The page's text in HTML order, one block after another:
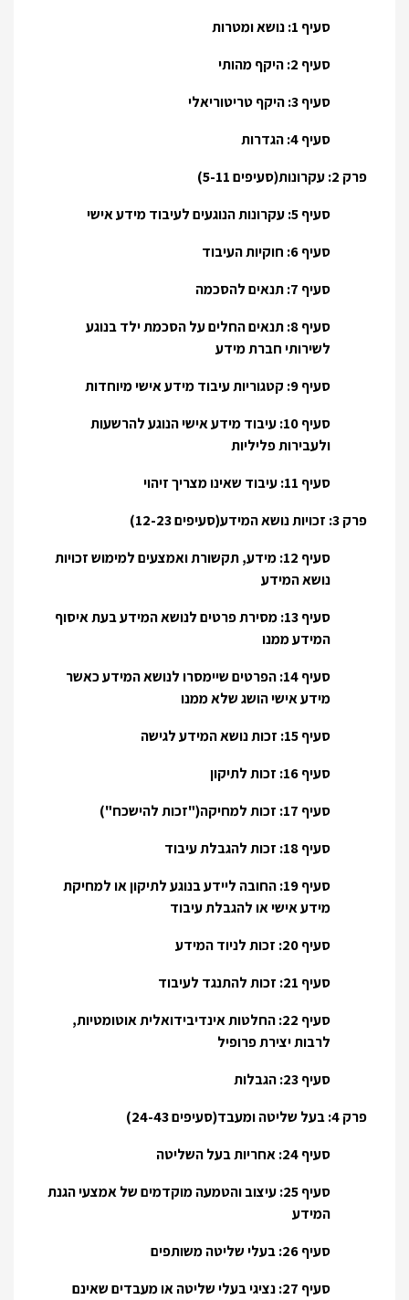
סעיף 1: נושא ומטרות
סעיף 2: היקף מהותי
סעיף 3: היקף טריטוריאלי
סעיף 4: הגדרות
פרק 2: עקרונות(סעיפים 5-11)
סעיף 5: עקרונות הנוגעים לעיבוד מידע אישי
סעיף 6: חוקיות העיבוד
סעיף 7: תנאים להסכמה
סעיף 8: תנאים החלים על הסכמת ילד בנוגע
לשירותי חברת מידע
סעיף 9: קטגוריות עיבוד מידע אישי מיוחדות
סעיף 10: עיבוד מידע אישי הנוגע להרשעות
ולעבירות פליליות
סעיף 11: עיבוד שאינו מצריך זיהוי
פרק 3: זכויות נושא המידע(סעיפים 12-23)
סעיף 12: מידע, תקשורת ואמצעים למימוש זכויות
נושא המידע
סעיף 13: מסירת פרטים לנושא המידע בעת איסוף
המידע ממנו
סעיף 14: הפרטים שיימסרו לנושא המידע כאשר
מידע אישי הושג שלא ממנו
סעיף 15: זכות נושא המידע לגישה
סעיף 16: זכות לתיקון
סעיף 17: זכות למחיקה("זכות להישכח")
סעיף 18: זכות להגבלת עיבוד
סעיף 19: החובה ליידע בנוגע לתיקון או למחיקת
מידע אישי או להגבלת עיבוד
סעיף 20: זכות לניוד המידע
סעיף 21: זכות להתנגד לעיבוד
סעיף 22: החלטות אינדיבידואלית אוטומטיות,
לרבות יצירת פרופיל
סעיף 23: הגבלות
פרק 4: בעל שליטה ומעבד(סעיפים 24-43)
סעיף 24: אחריות בעל השליטה
סעיף 25: עיצוב והטמעה מוקדמים של אמצעי הגנת
המידע
סעיף 26: בעלי שליטה משותפים
סעיף 27: נציגי בעלי שליטה או מעבדים שאינם